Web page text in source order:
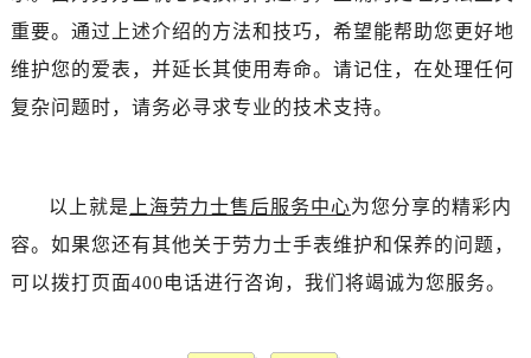
重要。通过上述介绍的方法和技巧，希望能帮助您更好地
维护您的爱表，并延长其使用寿命。请记住，在处理任何
复杂问题时，请务必寻求专业的技术支持。
以上就是上海劳力士售后服务中心为您分享的精彩内
容。如果您还有其他关于劳力士手表维护和保养的问题，
可以拨打页面400电话进行咨询，我们将竭诚为您服务。